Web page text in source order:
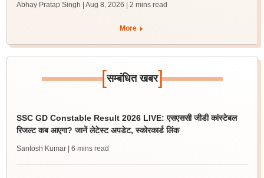
Abhay Pratap Singh | Aug 8, 2026 | 2 mins read
More
[सम्बंधित खबर]
SSC GD Constable Result 2026 LIVE: एसएससी जीडी कांस्टेबल
रिजल्ट कब आएगा? जानें लेटेस्ट अपडेट, स्कोरकार्ड लिंक
Santosh Kumar | 6 mins read